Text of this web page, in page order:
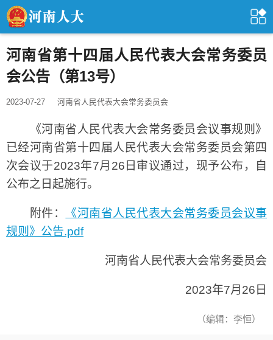
河南省第十四届人民代表大会常务委员
会公告（第13号）
2023-07-27 河南省人民代表大会常务委员会
《河南省人民代表大会常务委员会议事规则》
已经河南省第十四届人民代表大会常务委员会第四
次会议于2023年7月26日审议通过，现予公布，自
公布之日起施行。
附件：
《河南省人民代表大会常务委员会议事
规则》公告.pdf
河南省人民代表大会常务委员会
2023年7月26日
（编辑：李恒）